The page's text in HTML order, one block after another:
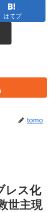
はてブ
tomo
レス化
世主現